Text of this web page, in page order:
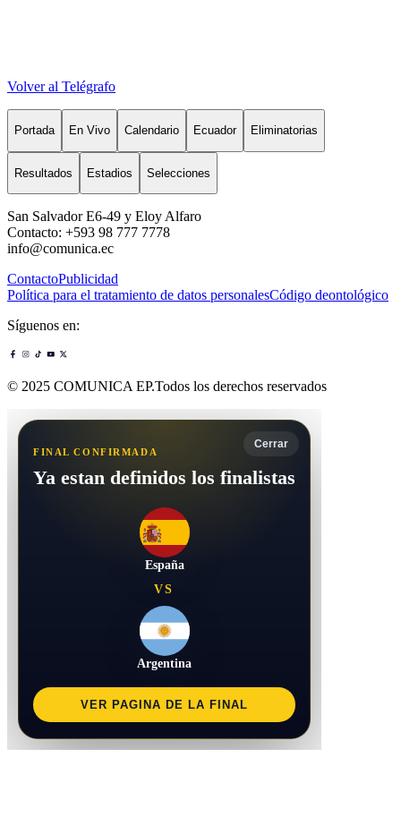
Volver al Telégrafo
Portada En Vivo Calendario Ecuador Eliminatorias
Resultados Estadios Selecciones
San Salvador E6-49 y Eloy Alfaro
Contacto: +593 98 777 7778
info@comunica.ec
ContactoPublicidad
Política para el tratamiento de datos personalesCódigo deontológico
Síguenos en:
© 2025 COMUNICA EP.Todos los derechos reservados
Cerrar
FINAL CONFIRMADA
Ya estan definidos los finalistas
España
VS
Argentina
VER PAGINA DE LA FINAL